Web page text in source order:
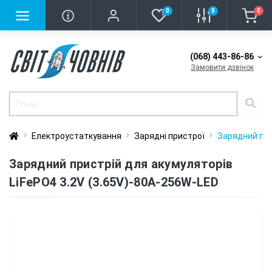
0 0 0
(068) 443-86-86
Замовити дзвінок
Електроустаткування Зарядні пристрої Зарядний
Зарядний пристрій для акумуляторів
LiFePO4 3.2V (3.65V)-80A-256W-LED